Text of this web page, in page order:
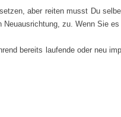
aber reiten musst Du
zu. Wenn Sie
bereits laufende oder neu